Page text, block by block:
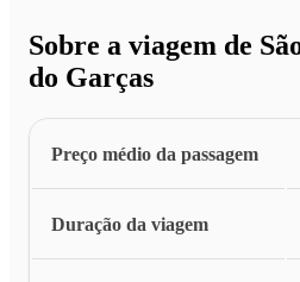
Sobre a viagem de
do Garças
Preço médio da passagem
Duração da viagem